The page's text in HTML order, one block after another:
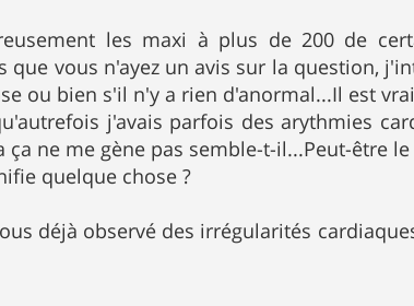
les maxi à plus de 200 de
que vous n'ayez un avis sur la question,
ou bien s'il n'y a rien d'anormal...Il est
j'avais parfois des arythmies
ça ne me gène pas semble-t-il...Peut-être
quelque chose ?
déjà observé des irrégularités